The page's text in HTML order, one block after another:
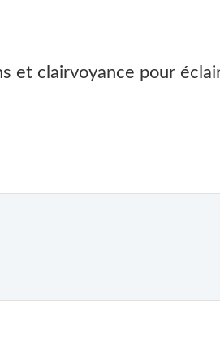
et clairvoyance pour